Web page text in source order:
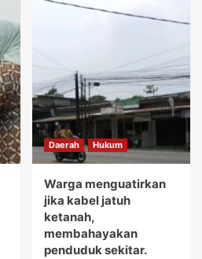
Daerah Hukum
Warga menguatirkan
jika kabel jatuh
ketanah,
membahayakan
penduduk sekitar.